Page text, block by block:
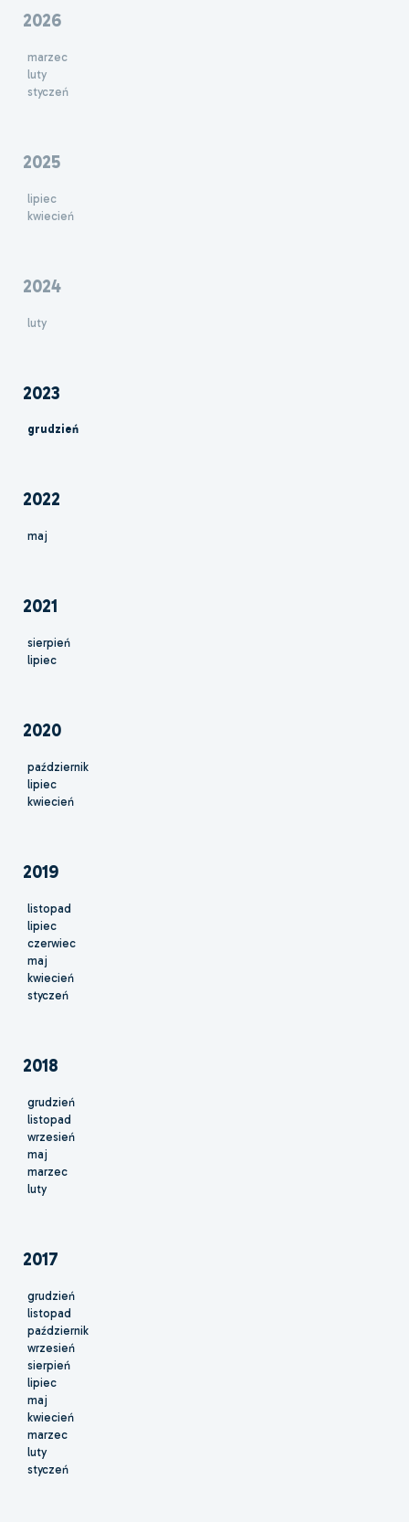
2026
marzec
luty
styczeń
2025
lipiec
kwiecień
2024
luty
2023
grudzień
2022
maj
2021
sierpień
lipiec
2020
październik
lipiec
kwiecień
2019
listopad
lipiec
czerwiec
maj
kwiecień
styczeń
2018
grudzień
listopad
wrzesień
maj
marzec
luty
2017
grudzień
listopad
październik
wrzesień
sierpień
lipiec
maj
kwiecień
marzec
luty
styczeń